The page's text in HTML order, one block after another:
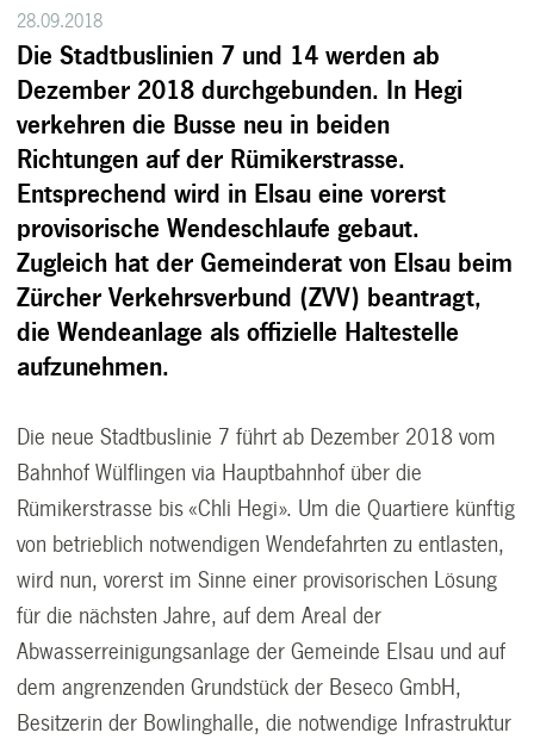
28.09.2018
Die Stadtbuslinien 7 und 14 werden ab
Dezember 2018 durchgebunden. In Hegi
verkehren die Busse neu in beiden
Richtungen auf der Rümikerstrasse.
Entsprechend wird in Elsau eine vorerst
provisorische Wendeschlaufe gebaut.
Zugleich hat der Gemeinderat von Elsau beim
Zürcher Verkehrsverbund (ZVV) beantragt,
die Wendeanlage als offizielle Haltestelle
aufzunehmen.
Die neue Stadtbuslinie 7 führt ab Dezember 2018 vom
Bahnhof Wülflingen via Hauptbahnhof über die
Rümikerstrasse bis «Chli Hegi». Um die Quartiere künftig
von betrieblich notwendigen Wendefahrten zu entlasten,
wird nun, vorerst im Sinne einer provisorischen Lösung
für die nächsten Jahre, auf dem Areal der
Abwasserreinigungsanlage der Gemeinde Elsau und auf
dem angrenzenden Grundstück der Beseco GmbH,
Besitzerin der Bowlinghalle, die notwendige Infrastruktur